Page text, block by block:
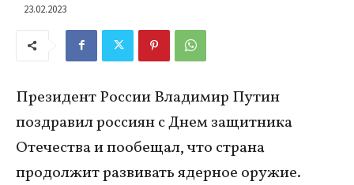
23.02.2023
Президент России Владимир Путин
поздравил россиян с Днем защитника
Отечества и пообещал, что страна
продолжит развивать ядерное оружие.